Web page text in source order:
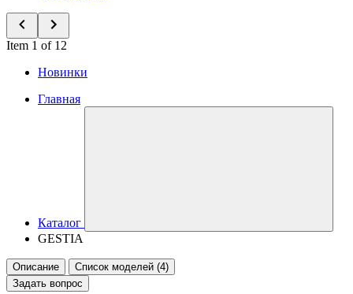
Item 1 of 12
Новинки
Главная
Каталог
GESTIA
Описание
Список моделей (4)
Задать вопрос